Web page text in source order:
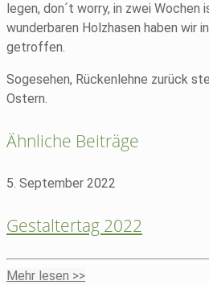
legen, don´t worry, in zwei
wunderbaren Holzhasen haben wir
getroffen.
Sogesehen, Rückenlehne zurück
Ostern.
Ähnliche Beiträge
5. September 2022
Gestaltertag 2022
Mehr lesen >>